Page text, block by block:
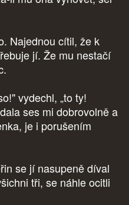
Najednou cítil, že k
jí. Že mu nestačí
vydechl, „to ty!
ses mi dobrovolně a
je i porušením
se jí nasupeně díval
tři, se náhle ocitli